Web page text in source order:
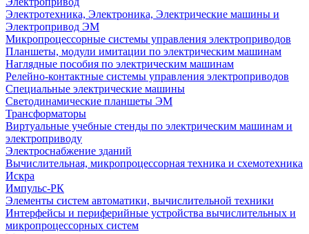
Электротехника, Электроника, Электрические машины и
Электропривод ЭМ
Микропроцессорные системы управления электроприводов
Планшеты, модули имитации по электрическим машинам
Наглядные пособия по электрическим машинам
Релейно-контактные системы управления электроприводов
Специальные электрические машины
Светодинамические планшеты ЭМ
Трансформаторы
Виртуальные учебные стенды по электрическим машинам и
электроприводу
Электроснабжение зданий
Вычислительная, микропроцессорная техника и схемотехника
Искра
Импульс-РК
Элементы систем автоматики, вычислительной техники
Интерфейсы и периферийные устройства вычислительных и
микропроцессорных систем